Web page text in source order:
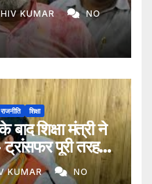
KUMAR NO
राजनीति शिक्षा
बाद शिक्षा मंत्री ने
पूरी तरह
KUMAR NO